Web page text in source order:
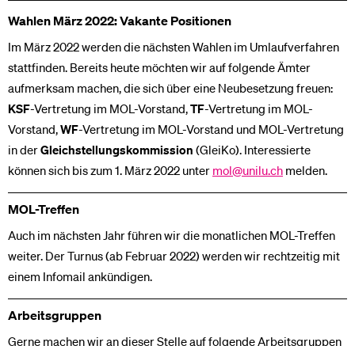
Wahlen März 2022: Vakante Positionen
Im März 2022 werden die nächsten Wahlen im Umlaufverfahren
stattfinden. Bereits heute möchten wir auf folgende Ämter
aufmerksam machen, die sich über eine Neubesetzung freuen:
KSF-Vertretung im MOL-Vorstand,TF-Vertretung im MOL-
Vorstand,WF-Vertretung im MOL-Vorstand und MOL-Vertretung
in derGleichstellungskommission (GleiKo). Interessierte
können sich bis zum 1. März 2022 unter mol@unilu.ch melden.
MOL-Treffen
Auch im nächsten Jahr führen wir die monatlichen MOL-Treffen
weiter. Der Turnus (ab Februar 2022) werden wir rechtzeitig mit
einem Infomail ankündigen.
Arbeitsgruppen
Gerne machen wir an dieser Stelle auf folgende Arbeitsgruppen